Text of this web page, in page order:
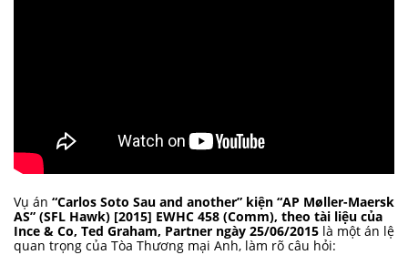
Vụ án “Carlos Soto Sau and another” kiện “AP Møller-Maersk
AS” (SFL Hawk) [2015] EWHC 458 (Comm), theo tài liệu của
Ince & Co, Ted Graham, Partner ngày 25/06/2015 là một án lệ
quan trọng của Tòa Thương mại Anh, làm rõ câu hỏi: